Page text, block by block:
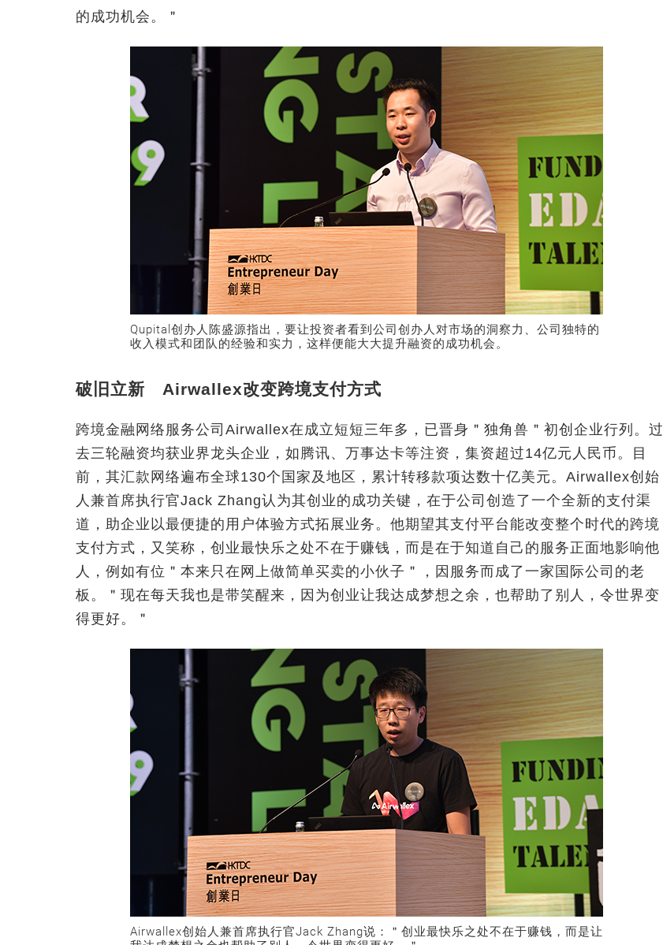
的成功机会。＂
Qupital创办人陈盛源指出，要让投资者看到公司创办人对市场的洞察力、公司独特的
收入模式和团队的经验和实力，这样便能大大提升融资的成功机会。
破旧立新 Airwallex改变跨境支付方式
跨境金融网络服务公司Airwallex在成立短短三年多，已晋身＂独角兽＂初创企业行列。过
去三轮融资均获业界龙头企业，如腾讯、万事达卡等注资，集资超过14亿元人民币。目
前，其汇款网络遍布全球130个国家及地区，累计转移款项达数十亿美元。Airwallex创始
人兼首席执行官Jack Zhang认为其创业的成功关键，在于公司创造了一个全新的支付渠
道，助企业以最便捷的用户体验方式拓展业务。他期望其支付平台能改变整个时代的跨境
支付方式，又笑称，创业最快乐之处不在于赚钱，而是在于知道自己的服务正面地影响他
人，例如有位＂本来只在网上做简单买卖的小伙子＂，因服务而成了一家国际公司的老
板。＂现在每天我也是带笑醒来，因为创业让我达成梦想之余，也帮助了别人，令世界变
得更好。＂
Airwallex创始人兼首席执行官Jack Zhang说：＂创业最快乐之处不在于赚钱，而是让